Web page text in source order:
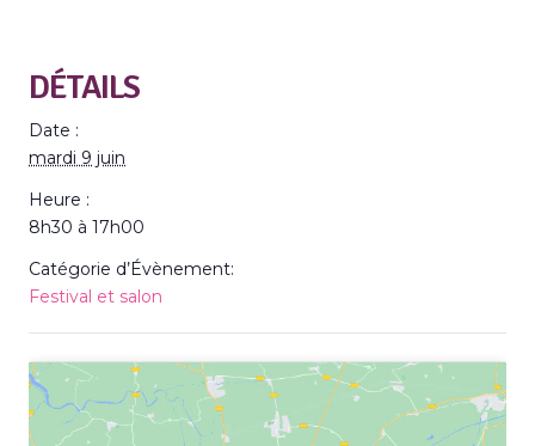
DÉTAILS
Date :
mardi 9 juin
Heure :
8h30 à 17h00
Catégorie d’Évènement:
Festival et salon